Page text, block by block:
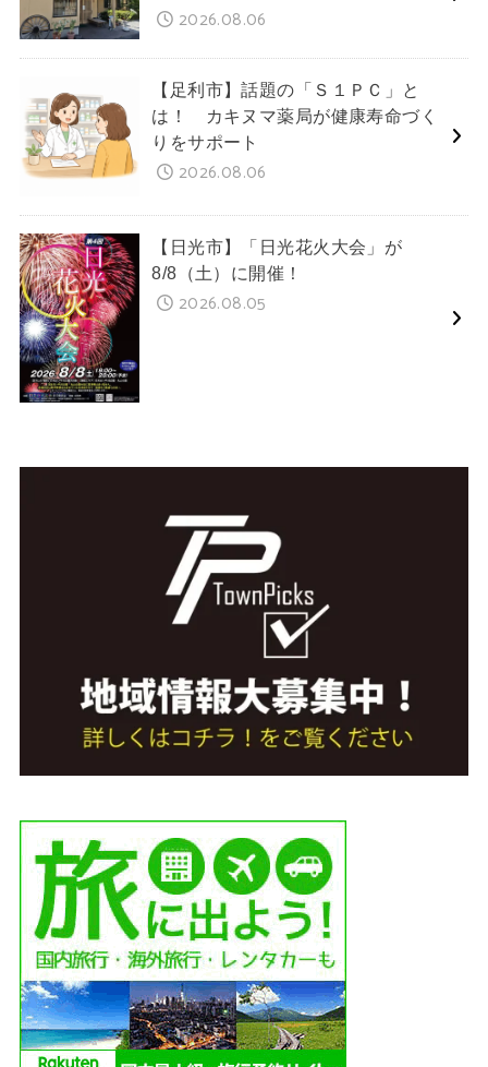
2026.08.06
【足利市】話題の「Ｓ１ＰＣ」と
は！ カキヌマ薬局が健康寿命づく
りをサポート
2026.08.06
【日光市】「日光花火大会」が
8/8（土）に開催！
2026.08.05